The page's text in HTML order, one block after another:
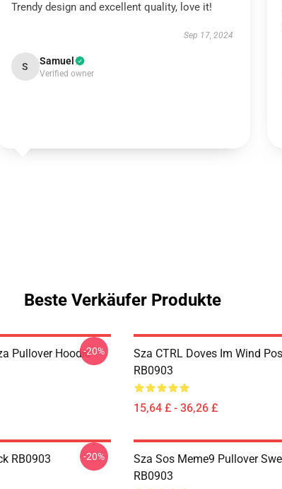
Trendy design and excellent quality, love it!
Sep 17, 2024
S Samuel
Verified owner
Beste Verkäufer Produkte
Pullover Hoodie-20%
Sza CTRL Doves Im Wind
RB0903
15,64 £ - 36,26 £
RB0903 -20%
Sza Sos Meme9 Pullover
RB0903